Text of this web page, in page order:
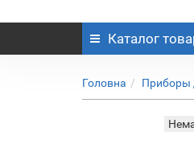
Каталог
Головна Приборы